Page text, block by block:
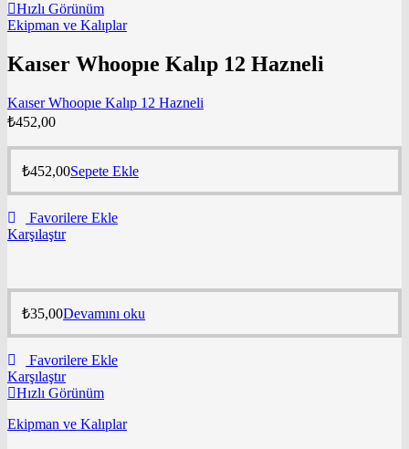
Hızlı Görünüm
Ekipman ve Kalıplar
Kaıser Whoopıe Kalıp 12 Hazneli
Kaıser Whoopıe Kalıp 12 Hazneli
₺452,00
₺452,00Sepete Ekle
Favorilere Ekle
Karşılaştır
₺35,00Devamını oku
Favorilere Ekle
Karşılaştır
Hızlı Görünüm
Ekipman ve Kalıplar